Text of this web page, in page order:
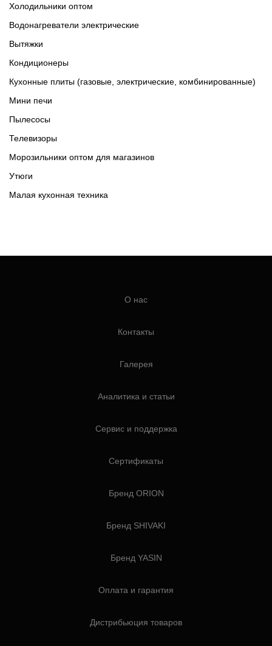
Холодильники оптом
Водонагреватели электрические
Вытяжки
Кондиционеры
Кухонные плиты (газовые, электрические, комбинированные)
Мини печи
Пылесосы
Телевизоры
Морозильники оптом для магазинов
Утюги
Малая кухонная техника
О нас
Контакты
Галерея
Аналитика и статьи
Сервис и поддержка
Сертификаты
Бренд ORION
Бренд SHIVAKI
Бренд YASIN
Оплата и гарантия
Дистрибьюция товаров